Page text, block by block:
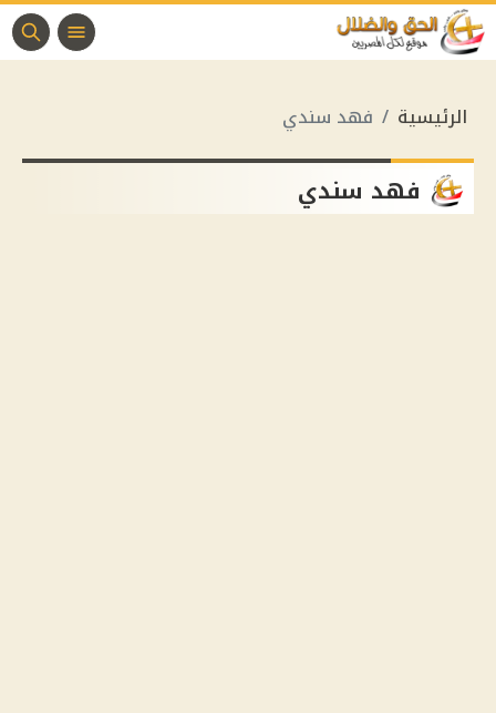
الرئيسية فهد سندي
فهد سندي